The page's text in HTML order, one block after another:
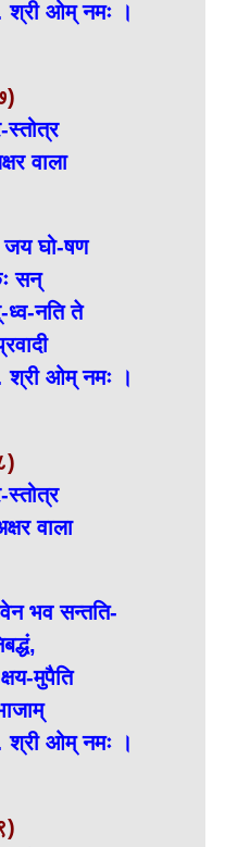
ओम् नमः ।
स्तोत्र
वाला
जय घो-षण
सन्
नति ते
ओम् नमः ।
स्तोत्र
वाला
भव सन्तति-
मुपैति
ओम् नमः ।